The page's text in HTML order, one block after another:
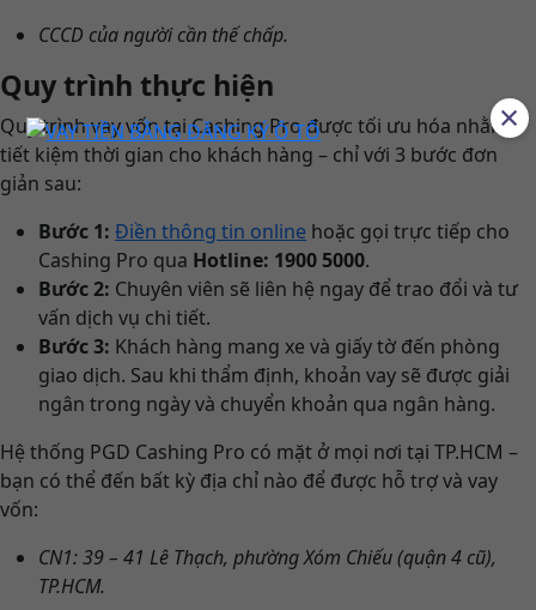
CCCD của người cần thế chấp.
Quy trình thực hiện
Quy trình vay vốn tại Cashing Pro được tối ưu hóa nhằm
tiết kiệm thời gian cho khách hàng – chỉ với 3 bước đơn
giản sau:
Bước 1: Điền thông tin online hoặc gọi trực tiếp cho
Cashing Pro qua Hotline: 1900 5000.
Bước 2: Chuyên viên sẽ liên hệ ngay để trao đổi và tư
vấn dịch vụ chi tiết.
Bước 3: Khách hàng mang xe và giấy tờ đến phòng
giao dịch. Sau khi thẩm định, khoản vay sẽ được giải
ngân trong ngày và chuyển khoản qua ngân hàng.
Hệ thống PGD Cashing Pro có mặt ở mọi nơi tại TP.HCM –
bạn có thể đến bất kỳ địa chỉ nào để được hỗ trợ và vay
vốn:
CN1: 39 – 41 Lê Thạch, phường Xóm Chiếu (quận 4 cũ),
TP.HCM.
×